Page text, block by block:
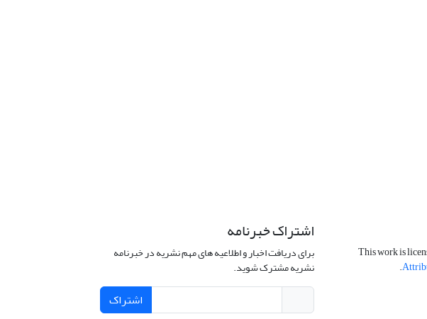
This work is
.
اشتراک خبرنامه
برای دریافت اخبار و اطلاعیه های مهم نشریه در خبرنامه
نشریه مشترک شوید.
اشتراک